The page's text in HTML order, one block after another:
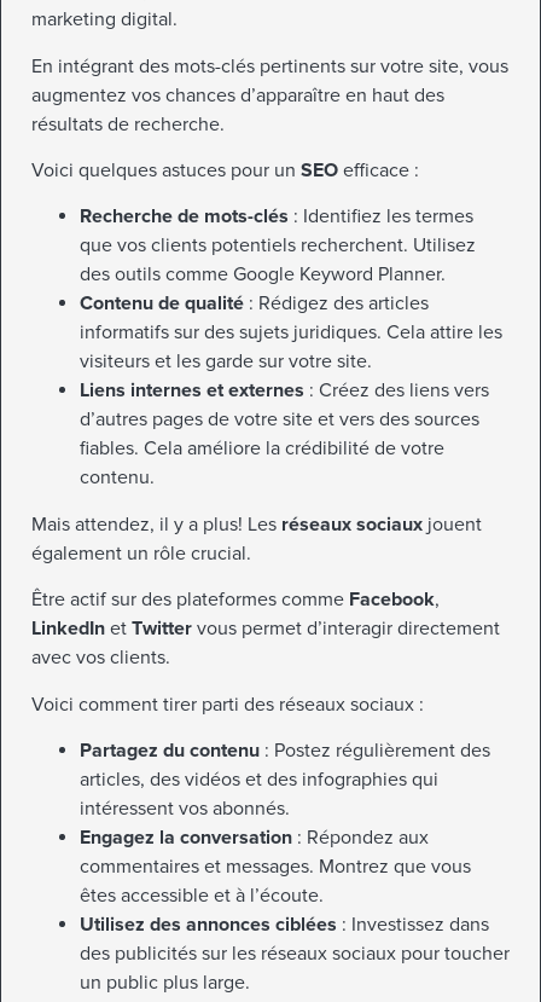
marketing digital.
En intégrant des mots-clés pertinents sur votre site, vous
augmentez vos chances d’apparaître en haut des
résultats de recherche.
Voici quelques astuces pour un SEO efficace :
Recherche de mots-clés : Identifiez les termes
que vos clients potentiels recherchent. Utilisez
des outils comme Google Keyword Planner.
Contenu de qualité : Rédigez des articles
informatifs sur des sujets juridiques. Cela attire les
visiteurs et les garde sur votre site.
Liens internes et externes : Créez des liens vers
d’autres pages de votre site et vers des sources
fiables. Cela améliore la crédibilité de votre
contenu.
Mais attendez, il y a plus! Les réseaux sociaux jouent
également un rôle crucial.
Être actif sur des plateformes comme Facebook,
LinkedIn et Twitter vous permet d’interagir directement
avec vos clients.
Voici comment tirer parti des réseaux sociaux :
Partagez du contenu : Postez régulièrement des
articles, des vidéos et des infographies qui
intéressent vos abonnés.
Engagez la conversation : Répondez aux
commentaires et messages. Montrez que vous
êtes accessible et à l’écoute.
Utilisez des annonces ciblées : Investissez dans
des publicités sur les réseaux sociaux pour toucher
un public plus large.